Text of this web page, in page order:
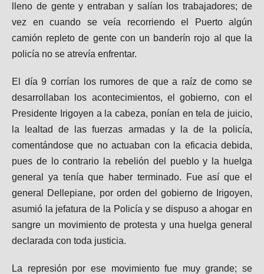
lleno de gente y entraban y salían los trabajadores; de
vez en cuando se veía recorriendo el Puerto algún
camión repleto de gente con un banderín rojo al que la
policía no se atrevía enfrentar.
El día 9 corrían los rumores de que a raíz de como se
desarrollaban los acontecimientos, el gobierno, con el
Presidente Irigoyen a la cabeza, ponían en tela de juicio,
la lealtad de las fuerzas armadas y la de la policía,
comentándose que no actuaban con la eficacia debida,
pues de lo contrario la rebelión del pueblo y la huelga
general ya tenía que haber terminado. Fue así que el
general Dellepiane, por orden del gobierno de Irigoyen,
asumió la jefatura de la Policía y se dispuso a ahogar en
sangre un movimiento de protesta y una huelga general
declarada con toda justicia.
La represión por ese movimiento fue muy grande; se